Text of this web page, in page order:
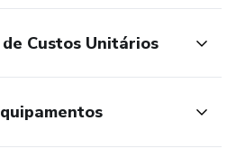
de Custos Unitários